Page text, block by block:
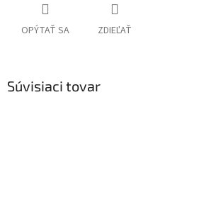
OPÝTAŤ SA ZDIEĽAŤ
Súvisiaci tovar